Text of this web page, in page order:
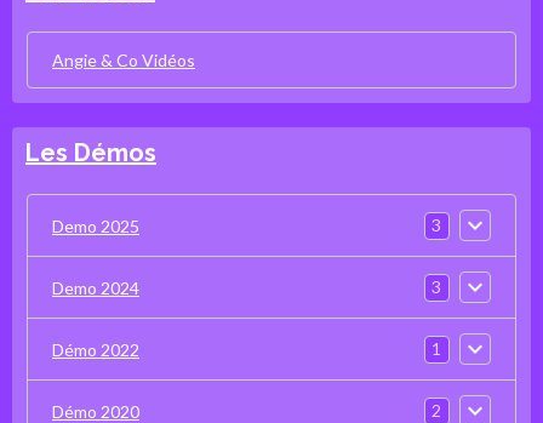
Angie & Co Vidéos
Les Démos
Demo 2025 3
Demo 2024 3
Démo 2022 1
Démo 2020 2